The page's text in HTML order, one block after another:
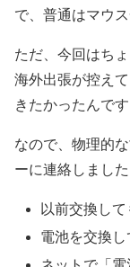
で、普通はマウ
ただ、今回はち
海外出張が控え
きたかったんです
なので、物理的
ーに連絡しました
以前交換し
電池を交換